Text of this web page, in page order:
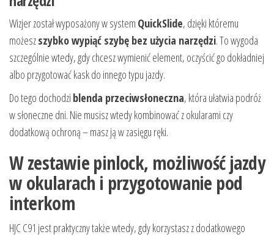
Wizjer został wyposażony w system QuickSlide, dzięki któremu
możeszszybko wypiąć szybę bez użycia narzędzi. To wygoda
szczególnie wtedy, gdy chcesz wymienić element, oczyścić go dokładniej
albo przygotować kask do innego typu jazdy.
Do tego dochodzi blenda przeciwsłoneczna, która ułatwia podróż
w słoneczne dni. Nie musisz wtedy kombinować z okularami czy
dodatkową ochroną – masz ją w zasięgu ręki.
W zestawie pinlock, możliwość jazdy
w okularach i przygotowanie pod
interkom
HJC C91 jest praktyczny także wtedy, gdy korzystasz z dodatkowego